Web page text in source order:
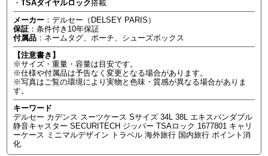
・TSAダイヤルロック搭載
メーカー ：デルセー（DELSEY PARIS）
保証 ：条件付き10年保証
付属品 ：ネームタグ、ポーチ、シューズボックス
【注意書き】
※サイズ・重量・容量は目安です。
※仕様や付属品は予告なく変更となる場合があります。
※写真はご覧の環境により実物と色味・質感が異なる場合がありま
す。
キーワード
デルセー カデンス スーツケース Sサイズ 34L 38L エキスパンダブル
静音キャスター SECURITECH ジッパー TSAロック 1677801 キャリ
ーケース ミニマルデザイン トラベル 海外旅行 国内旅行 ポイント消
化